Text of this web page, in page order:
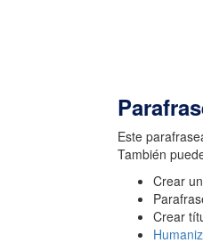
Este
También
Crear
Crear